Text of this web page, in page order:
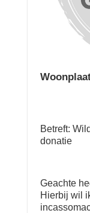
Betreft:
donatie
Geachte
Hierbij wil